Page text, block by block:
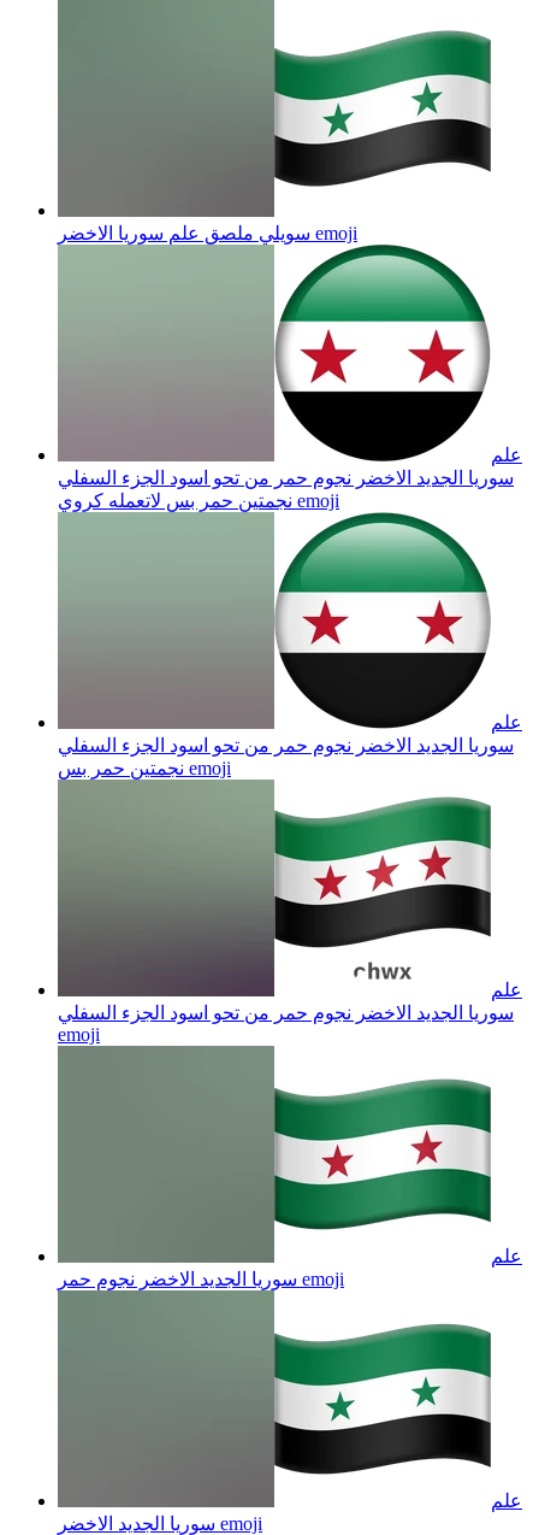
سويلي ملصق علم سوريا الاخضر emoji
علم
سوريا الجديد الاخضر نجوم حمر من تحو اسود الجزء السفلي
نجمتين حمر بس لاتعمله كروي emoji
علم
سوريا الجديد الاخضر نجوم حمر من تحو اسود الجزء السفلي
نجمتين حمر بس emoji
علم
سوريا الجديد الاخضر نجوم حمر من تحو اسود الجزء السفلي
emoji
علم
سوريا الجديد الاخضر نجوم حمر emoji
علم
سوريا الجديد الاخضر emoji